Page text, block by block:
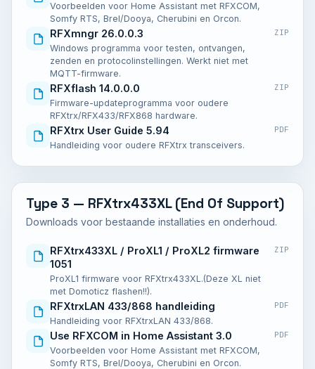
Voorbeelden voor Home Assistant met RFXCOM,
Somfy RTS, Brel/Dooya, Cherubini en Orcon.
RFXmngr 26.0.0.3
Windows programma voor testen, ontvangen,
zenden en protocolinstellingen. Werkt niet met
MQTT-firmware.
ZIP
RFXflash 14.0.0.0
Firmware-updateprogramma voor oudere
RFXtrx/RFX433/RFX868 hardware.
ZIP
RFXtrx User Guide 5.94
Handleiding voor oudere RFXtrx transceivers.
PDF
Type 3 — RFXtrx433XL (End Of Support)
Downloads voor bestaande installaties en onderhoud.
RFXtrx433XL / ProXL1 / ProXL2 firmware
1051
ProXL1 firmware voor RFXtrx433XL.(Deze XL niet
met Domoticz flashen!!).
ZIP
RFXtrxLAN 433/868 handleiding
Handleiding voor RFXtrxLAN 433/868.
PDF
Use RFXCOM in Home Assistant 3.0
Voorbeelden voor Home Assistant met RFXCOM,
Somfy RTS, Brel/Dooya, Cherubini en Orcon.
PDF